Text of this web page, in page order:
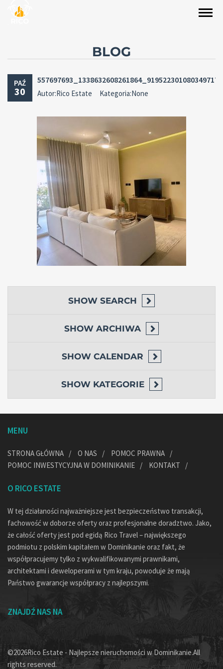
BLOG
PAŹ
30 Autor:Rico Estate Kategoria:None
SHOW SEARCH
SHOW ARCHIWA
SHOW CALENDAR
SHOW KATEGORIE
MENU
STRONA GŁÓWNA O NAS
POMOC PRAWNA
POMOC INWESTYCYJNA W DOMINIKANIE
KONTAKT
O RICO ESTATE
W tej działaności najważniejsze jest bezpieczeństwo transakcji,
fachowość w doborze oferty oraz profesjonalne doradztwo. Jako,
że całość oferty jest pod egidą Rico Travel – największego
podmiotu z polskim kapitałem w Dominikanie oraz fakt, że
współpracujemy tylko z wykwalifikowanymi prawnikami,
architektami i deweloperami w tym kraju, powoduje że mają
Państwo gwarancje współpracy z najlepszymi.
ZNAJDŹ NAS NA
©2026Rico Estate - Najlepsze nieruchomości w Dominikanie.All
rights reserved.